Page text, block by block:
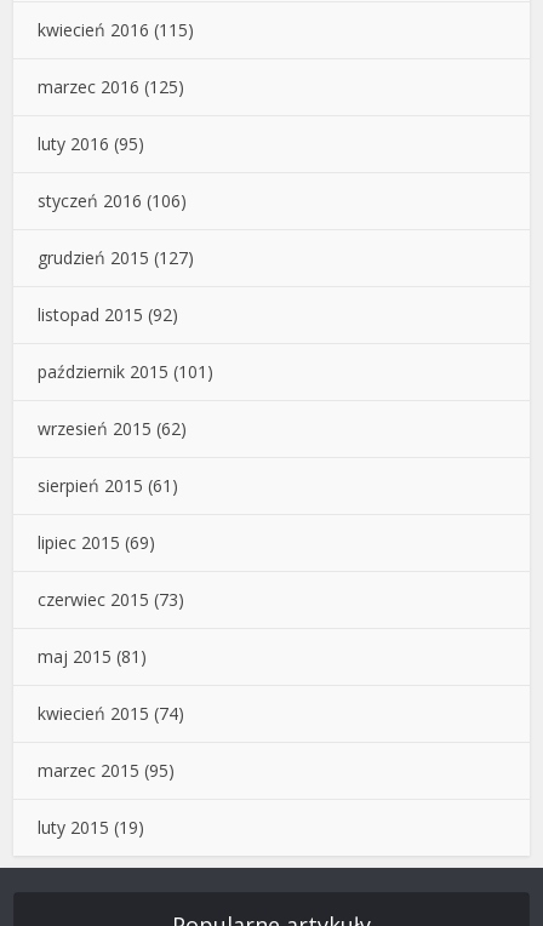
kwiecień 2016 (115)
marzec 2016 (125)
luty 2016 (95)
styczeń 2016 (106)
grudzień 2015 (127)
listopad 2015 (92)
październik 2015 (101)
wrzesień 2015 (62)
sierpień 2015 (61)
lipiec 2015 (69)
czerwiec 2015 (73)
maj 2015 (81)
kwiecień 2015 (74)
marzec 2015 (95)
luty 2015 (19)